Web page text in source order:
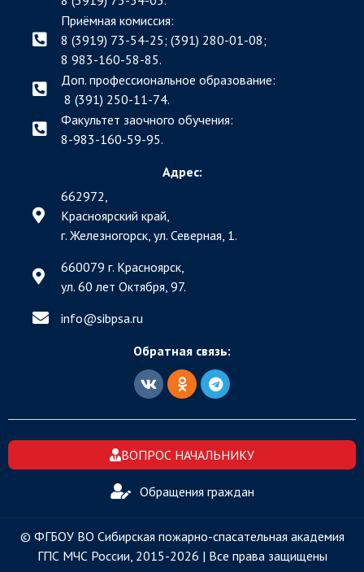
Приёмная комиссия:
8 (3919) 73-54-25; (391) 280-01-08;
8 983-160-58-85.
Доп. профессиональное образование:
8 (391) 250-11-74.
Факультет заочного обучения:
8-983-160-59-95.
Адрес:
662972,
Красноярский край,
г. Железногорск, ул. Северная, 1.
660079 г. Красноярск,
ул. 60 лет Октября, 97.
info@sibpsa.ru
Обратная связь:
ВОПРОС НАЧАЛЬНИКУ
Обращения граждан
© ФГБОУ ВО Сибирская пожарно-спасательная академия
ГПС МЧС России, 2015-2026 | Все права защищены